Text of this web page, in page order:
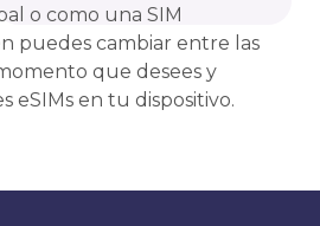
o como una SIM
puedes cambiar entre las
que desees y
eSIMs en tu dispositivo.